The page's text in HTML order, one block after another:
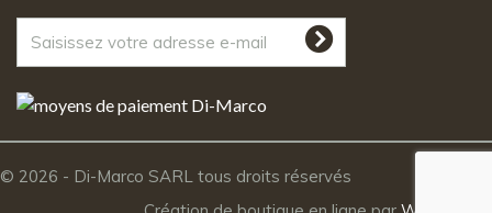
© 2026 - Di-Marco SARL tous droits réservés